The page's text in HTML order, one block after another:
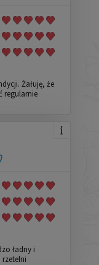
Żałuję, że
regularnie
ładny i